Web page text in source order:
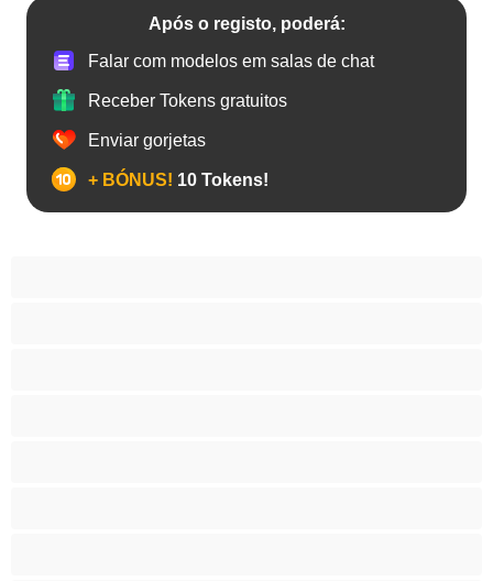
Após o registo, poderá:
Falar com modelos em salas de chat
Receber Tokens gratuitos
Enviar gorjetas
+ BÓNUS! 10 Tokens!